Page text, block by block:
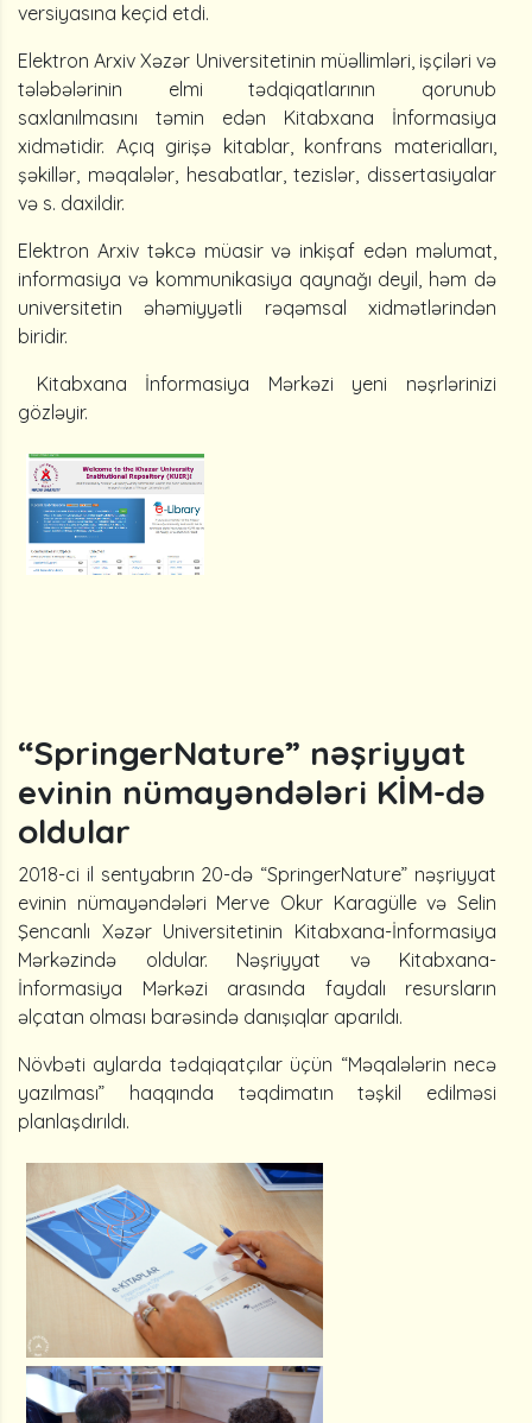
versiyasına keçid etdi.
Elektron Arxiv Xəzər Universitetinin müəllimləri, işçiləri və
tələbələrinin elmi tədqiqatlarının qorunub
saxlanılmasını təmin edən Kitabxana İnformasiya
xidmətidir. Açıq girişə kitablar, konfrans materialları,
şəkillər, məqalələr, hesabatlar, tezislər, dissertasiyalar
və s. daxildir.
Elektron Arxiv təkcə müasir və inkişaf edən məlumat,
informasiya və kommunikasiya qaynağı deyil, həm də
universitetin əhəmiyyətli rəqəmsal xidmətlərindən
biridir.
Kitabxana İnformasiya Mərkəzi yeni nəşrlərinizi
gözləyir.
“SpringerNature” nəşriyyat
evinin nümayəndələri KİM-də
oldular
2018-ci il sentyabrın 20-də “SpringerNature” nəşriyyat
evinin nümayəndələri Merve Okur Karagülle və Selin
Şencanlı Xəzər Universitetinin Kitabxana-İnformasiya
Mərkəzində oldular. Nəşriyyat və Kitabxana-
İnformasiya Mərkəzi arasında faydalı resursların
əlçatan olması barəsində danışıqlar aparıldı.
Növbəti aylarda tədqiqatçılar üçün “Məqalələrin necə
yazılması” haqqında təqdimatın təşkil edilməsi
planlaşdırıldı.